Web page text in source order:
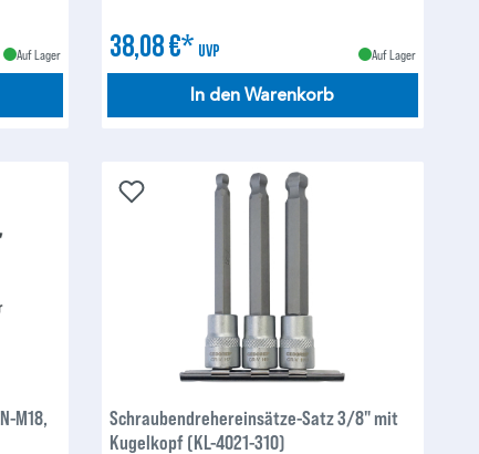
Auf Lager 38,08 €* UVP Auf Lager
In den Warenkorb
M18,
Schraubendrehereinsätze-Satz 3/8" mit
Kugelkopf (KL-4021-310)